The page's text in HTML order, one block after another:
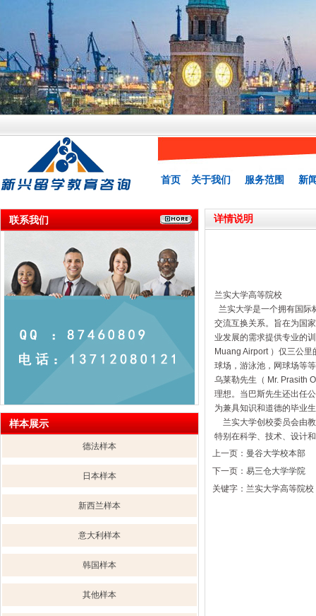
首页 关于我们 服务范围 新
联系我们
样本展示
德法样本
日本样本
新西兰样本
意大利样本
韩国样本
其他样本
详情说明
兰实大学高等院校
兰实大学是一个拥有国际
交流互换关系。旨在为国
业发展的需求提供专业的
Muang Airport ）仅三公
球场，游泳池，网球场等
乌莱勒先生（ Mr. Prasith
理想。当巴斯先生还出任
为兼具知识和道德的毕业
兰实大学创校委员会由
特别在科学、技术、设计
上一页： 曼谷大学校本部
下一页： 易三仓大学学院
关键字：兰实大学高等院校